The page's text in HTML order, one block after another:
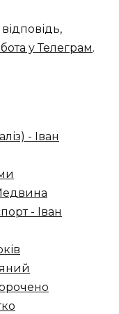
у Телеграм.
- Іван
- Іван